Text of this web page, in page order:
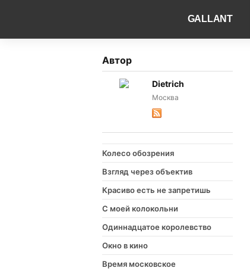
GALLANT
Автор
Dietrich
Москва
Колесо обозрения
Взгляд через объектив
Красиво есть не запретишь
С моей колокольни
Одиннадцатое королевство
Окно в кино
Время московское